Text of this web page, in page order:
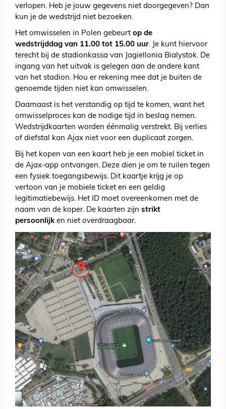
verlopen. Heb je jouw gegevens niet doorgegeven? Dan
kun je de wedstrijd niet bezoeken.
Het omwisselen in Polen gebeurt op de
wedstrijddag van 11.00 tot 15.00 uur. Je kunt hiervoor
terecht bij de stadionkassa van Jagiellonia Bialystok. De
ingang van het uitvak is gelegen aan de andere kant
van het stadion. Hou er rekening mee dat je buiten de
genoemde tijden niet kan omwisselen.
Daarnaast is het verstandig op tijd te komen, want het
omwisselproces kan de nodige tijd in beslag nemen.
Wedstrijdkaarten worden éénmalig verstrekt. Bij verlies
of diefstal kan Ajax niet voor een duplicaat zorgen.
Bij het kopen van een kaart heb je een mobiel ticket in
de Ajax-app ontvangen. Deze dien je om te ruilen tegen
een fysiek toegangsbewijs. Dit kaartje krijg je op
vertoon van je mobiele ticket en een geldig
legitimatiebewijs. Het ID moet overeenkomen met de
naam van de koper. De kaarten zijn strikt
persoonlijken niet overdraagbaar.